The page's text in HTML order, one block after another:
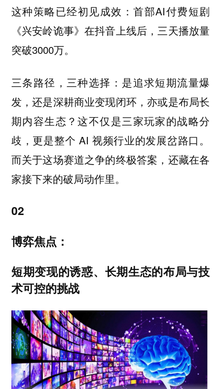
这种策略已经初见成效：首部AI付费短剧
《兴安岭诡事》在抖音上线后，三天播放量
突破3000万。
三条路径，三种选择：是追求短期流量爆
发，还是深耕商业变现闭环，亦或是布局长
期内容生态？这不仅是三家玩家的战略分
歧，更是整个 AI 视频行业的发展岔路口。
而关于这场赛道之争的终极答案，还藏在各
家接下来的破局动作里。
02
博弈焦点：
短期变现的诱惑、长期生态的布局与技
术可控的挑战